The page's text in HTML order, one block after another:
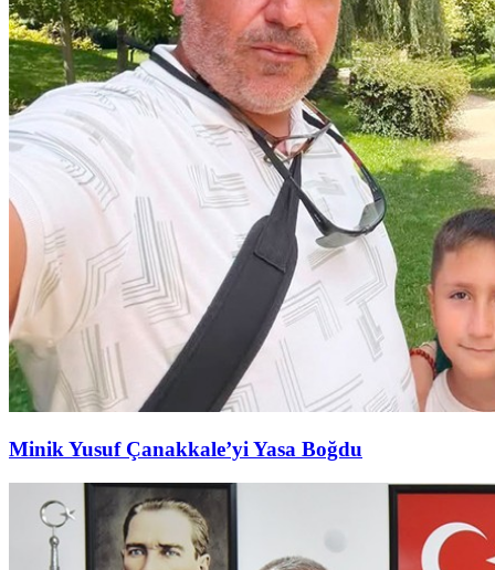
Minik Yusuf Çanakkale’yi Yasa Boğdu